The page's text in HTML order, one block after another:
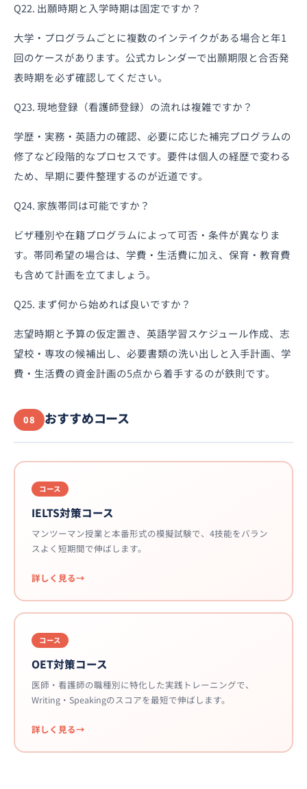
Q22. 出願時期と入学時期は固定ですか？
大学・プログラムごとに複数のインテイクがある場合と年1
回のケースがあります。公式カレンダーで出願期限と合否発
表時期を必ず確認してください。
Q23. 現地登録（看護師登録）の流れは複雑ですか？
学歴・実務・英語力の確認、必要に応じた補完プログラムの
修了など段階的なプロセスです。要件は個人の経歴で変わる
ため、早期に要件整理するのが近道です。
Q24. 家族帯同は可能ですか？
ビザ種別や在籍プログラムによって可否・条件が異なりま
す。帯同希望の場合は、学費・生活費に加え、保育・教育費
も含めて計画を立てましょう。
Q25. まず何から始めれば良いですか？
志望時期と予算の仮定置き、英語学習スケジュール作成、志
望校・専攻の候補出し、必要書類の洗い出しと入手計画、学
費・生活費の資金計画の5点から着手するのが鉄則です。
08 おすすめコース
コース
IELTS対策コース
マンツーマン授業と本番形式の模擬試験で、4技能をバラン
スよく短期間で伸ばします。
詳しく見る
コース
OET対策コース
医師・看護師の職種別に特化した実践トレーニングで、
Writing・Speakingのスコアを最短で伸ばします。
詳しく見る